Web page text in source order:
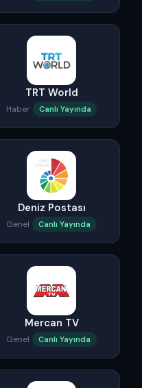
TRT World
Haber Canlı Yayında
Deniz Postası
Genel Canlı Yayında
Mercan TV
Genel Canlı Yayında